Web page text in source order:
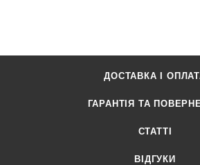
ДОСТАВКА І
ГАРАНТІЯ ТА
СТАТТІ
ВІДГУКИ